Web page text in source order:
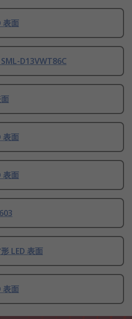
表面
D13VWT86C
表面
表面
LED 表面
表面